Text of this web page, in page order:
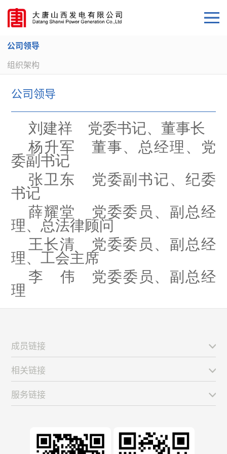
公司领导
组织架构
公司领导
刘建祥 党委书记、董事长
杨升军 董事、总经理、党
委副书记
张卫东 党委副书记、纪委
书记
薛耀堂 党委委员、副总经
理、总法律顾问
王长清 党委委员、副总经
理、工会主席
李 伟 党委委员、副总经
理
成员链接
相关链接
服务链接